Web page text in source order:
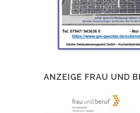
ANZEIGE FRAU UND